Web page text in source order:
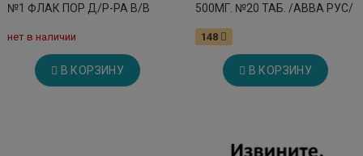
№1 ФЛАК ПОР Д/Р-РА В/В
нет в наличии
В КОРЗИНУ
500МГ. №20 ТАБ. /АВВА РУС/
148
В КОРЗИНУ